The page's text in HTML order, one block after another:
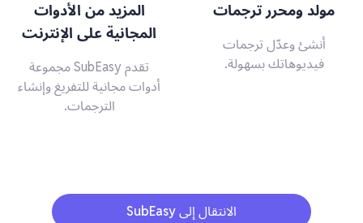
مولد ومحرر ترجمات
أنشئ وعدّل ترجمات
فيديوهاتك بسهولة.
المزيد من الأدوات
المجانية على الإنترنت
تقدم SubEasy مجموعة
أدوات مجانية للتفريغ وإنشاء
الترجمات.
الانتقال إلى SubEasy